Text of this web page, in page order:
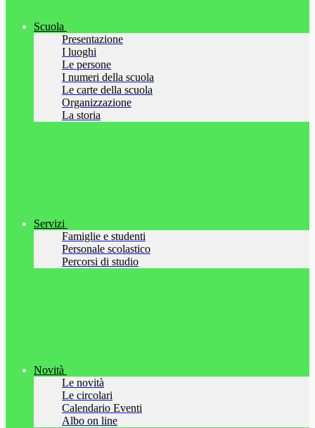
Scuola
Presentazione
I luoghi
Le persone
I numeri della scuola
Le carte della scuola
Organizzazione
La storia
Servizi
Famiglie e studenti
Personale scolastico
Percorsi di studio
Novità
Le novità
Le circolari
Calendario Eventi
Albo on line